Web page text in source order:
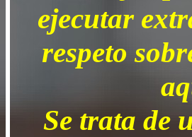
ejecutar
respeto
Se trata de